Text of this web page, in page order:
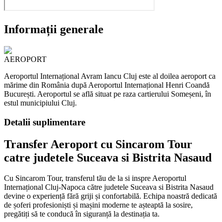
Informații generale
AEROPORT
Aeroportul Internațional Avram Iancu Cluj este al doilea aeroport ca
mărime din România după Aeroportul Internațional Henri Coandă
București. Aeroportul se află situat pe raza cartierului Someșeni, în
estul municipiului Cluj.
Detalii suplimentare
Transfer Aeroport cu Sincarom Tour
catre judetele Suceava si Bistrita Nasaud
Cu Sincarom Tour, transferul tău de la si inspre Aeroportul
Internațional Cluj-Napoca către judetele Suceava si Bistrita Nasaud
devine o experiență fără griji și confortabilă. Echipa noastră dedicată
de șoferi profesioniști și mașini moderne te așteaptă la sosire,
pregătiți să te conducă în siguranță la destinația ta.